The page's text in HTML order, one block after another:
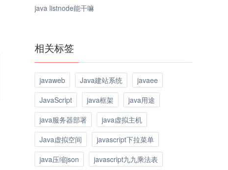
java listnode能干嘛
相关标签
javaweb Java建站系统
javaee
JavaScript
java框架
java用途
java服务器部署
java虚拟主机
Java虚拟空间
javascript下拉菜单
java压缩json
javascript九九乘法表